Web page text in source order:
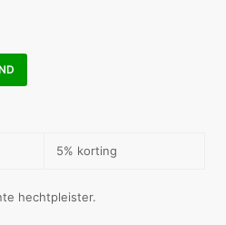
5% korting
hechtpleister.